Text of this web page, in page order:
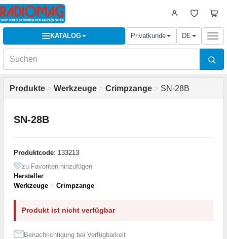
KATALOG Privatkunde DE
Produkte > Werkzeuge > Crimpzange > SN-28B
SN-28B
Produktcode: 133213
zu Favoriten hinzufügen
Hersteller:
Werkzeuge > Crimpzange
Produkt ist nicht verfügbar
Benachrichtigung bei Verfügbarkeit